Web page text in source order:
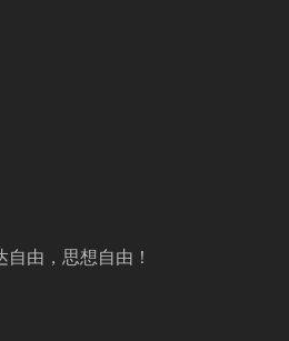
由，思想自由！